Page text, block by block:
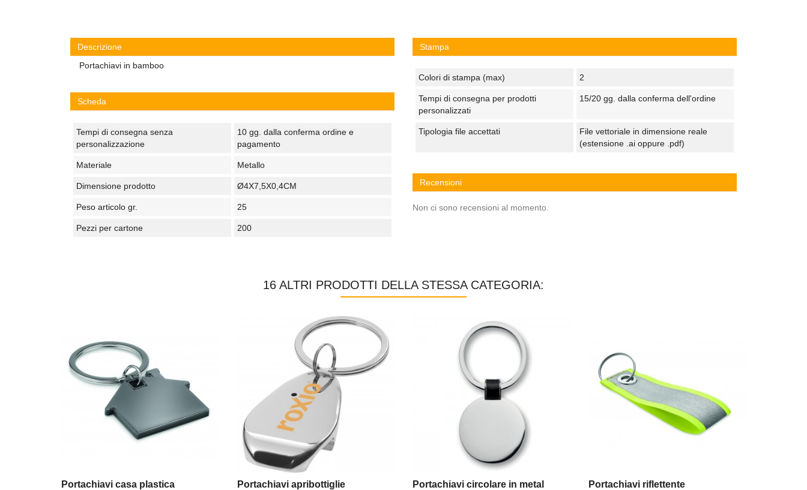
Descrizione
Portachiavi in bamboo
Scheda
Tempi di consegna senza
personalizzazione
10 gg. dalla conferma ordine e
pagamento
Materiale Metallo
Dimensione prodotto Ø4X7,5X0,4CM
Peso articolo gr. 25
Pezzi per cartone 200
Stampa
Colori di stampa (max) 2
Tempi di consegna per prodotti
personalizzati
15/20 gg. dalla conferma dell'ordine
Tipologia file accettati
File vettoriale in dimensione reale
(estensione .ai oppure .pdf)
Recensioni
Non ci sono recensioni al momento.
16 ALTRI PRODOTTI DELLA STESSA CATEGORIA:
Portachiavi casa plastica Portachiavi apribottiglie Portachiavi circolare in metal Portachiavi riflettente